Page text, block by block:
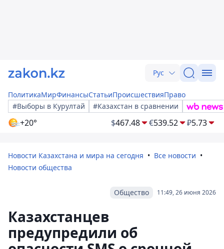
Рус
ПолитикаМирФинансыСтатьиПроисшествияПраво
#Выборы в Курултай
#Казахстан в сравнении
+20° $467.48 €539.52 ₽5.73
Новости Казахстана и мира на сегодня
Все новости
Новости общества
11:49, 26 июня 2026
Общество
Казахстанцев
предупредили об